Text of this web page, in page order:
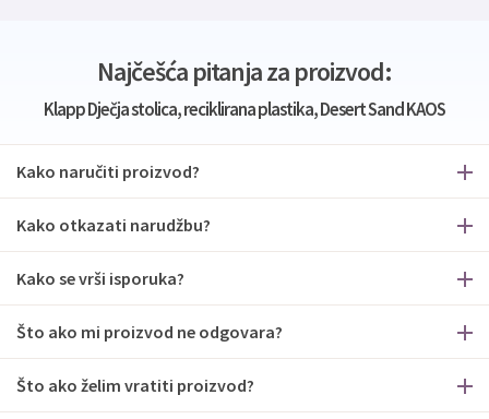
Najčešća pitanja za proizvod:
Klapp Dječja stolica, reciklirana plastika, Desert Sand KAOS
Kako naručiti proizvod?
Kako otkazati narudžbu?
Kako se vrši isporuka?
Što ako mi proizvod ne odgovara?
Što ako želim vratiti proizvod?